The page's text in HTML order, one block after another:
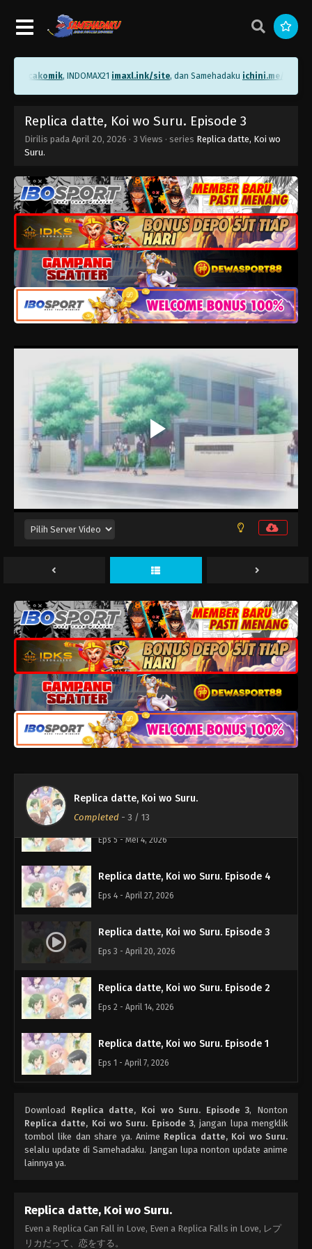
bacakomik, INDOMAX21imaxl.ink/site, dan Samehadakuichini.me/
Replica datte, Koi wo Suru. Episode 3
Dirilis pada April 20, 2026 · 3 Views · series Replica datte, Koi wo
Suru.
Replica datte, Koi wo Suru.
Completed - 3 / 13
Replica datte, Koi wo Suru. Episode 13
Eps 13 - Juni 29, 2026
Replica datte, Koi wo Suru. Episode 12
Eps 12 - Juni 22, 2026
Replica datte, Koi wo Suru. Episode 11
Eps 11 - Juni 15, 2026
Eps 9 - Juni 1, 2026
Replica datte, Koi wo Suru. Episode 8
Eps 8 - Mei 25, 2026
Replica datte, Koi wo Suru. Episode 7
Eps 7 - Mei 18, 2026
Replica datte, Koi wo Suru. Episode 5
Eps 5 - Mei 4, 2026
Replica datte, Koi wo Suru. Episode 4
Eps 4 - April 27, 2026
Replica datte, Koi wo Suru. Episode 3
Eps 3 - April 20, 2026
Replica datte, Koi wo Suru. Episode 2
Eps 2 - April 14, 2026
Replica datte, Koi wo Suru. Episode 1
Eps 1 - April 7, 2026
Download Replica datte, Koi wo Suru. Episode 3, Nonton
Replica datte, Koi wo Suru. Episode 3, jangan lupa mengklik
tombol like dan share ya. Anime Replica datte, Koi wo Suru.
selalu update di Samehadaku. Jangan lupa nonton update anime
lainnya ya.
Replica datte, Koi wo Suru.
Even a Replica Can Fall in Love, Even a Replica Falls in Love, レプ
リカだって、恋をする。